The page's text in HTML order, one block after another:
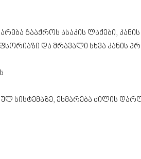
გააქროს ასაკის ლაქები, კანის
და მრავალი სხვა კანის
სისტემაზე, ეხმარება ძილის